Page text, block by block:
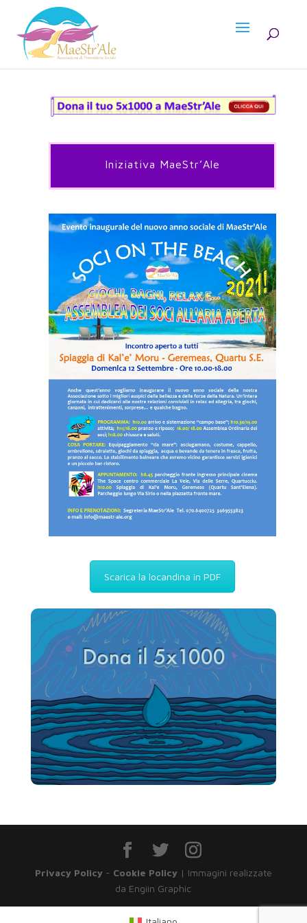
Iniziativa MaeStr’Ale
Scarica la locandina in PDF
Privacy Policy- Cookie Policy| Immagini realizzate
da Engiin Graphic